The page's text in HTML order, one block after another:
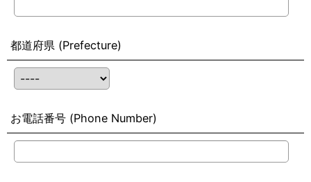
都道府県 (Prefecture)
お電話番号 (Phone Number)